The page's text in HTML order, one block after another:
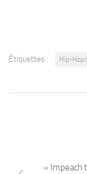
Étiquettes : Hip-
« Impeach